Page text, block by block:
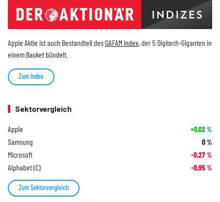
Apple Aktie ist auch Bestandteil desGAFAM Index, der 5 Digitech-Giganten in
einem Basket bündelt.
Zum Index
Sektorvergleich
Apple +0,02%
Samsung 0%
Microsoft -0,27%
Alphabet (C) -0,95%
Zum Sektorvergleich